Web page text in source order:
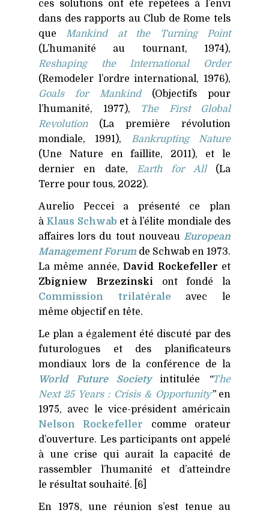
ces solutions ont été répétées à l’envi
dans des rapports au Club de Rome tels
que Mankind at the Turning Point
(L’humanité au tournant, 1974),
Reshaping the International Order
(Remodeler l’ordre international, 1976),
Goals for Mankind(Objectifs pour
l’humanité, 1977),
The First Global
Revolution(La première révolution
mondiale, 1991), Bankrupting Nature
(Une Nature en faillite, 2011), et le
dernier en date, Earth for All (La
Terre pour tous, 2022).
Aurelio Peccei a présenté ce plan
à Klaus Schwab et à l’élite mondiale des
affaires lors du tout nouveau European
Management Forum de Schwab en 1973.
La même année,David Rockefeller et
Zbigniew Brzezinski ont fondé la
Commission trilatérale avec le
même objectif en tête.
Le plan a également été discuté par des
futurologues et des planificateurs
mondiaux lors de la conférence de la
World Future Societyintitulée “The
Next 25 Years : Crisis &Opportunity”en
1975, avec le vice-président américain
Nelson Rockefeller comme orateur
d’ouverture. Les participants ont appelé
à une crise qui aurait la capacité de
rassembler l’humanité et d’atteindre
le résultat souhaité. [6]
En 1978, une réunion s’est tenue au